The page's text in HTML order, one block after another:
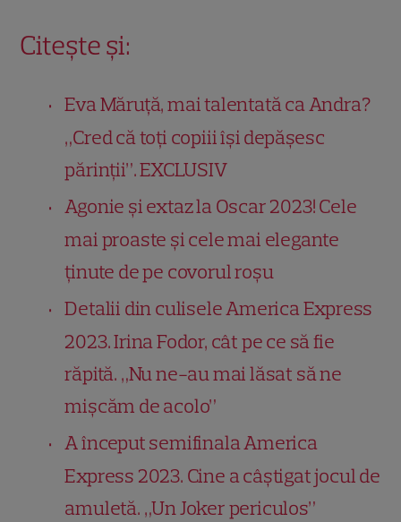
Citește și:
Eva Măruță, mai talentată ca Andra?
„Cred că toți copiii își depășesc
părinții”. EXCLUSIV
Agonie și extaz la Oscar 2023! Cele
mai proaste și cele mai elegante
ținute de pe covorul roșu
Detalii din culisele America Express
2023. Irina Fodor, cât pe ce să fie
răpită. „Nu ne-au mai lăsat să ne
mișcăm de acolo”
A început semifinala America
Express 2023. Cine a câștigat jocul de
amuletă. „Un Joker periculos”